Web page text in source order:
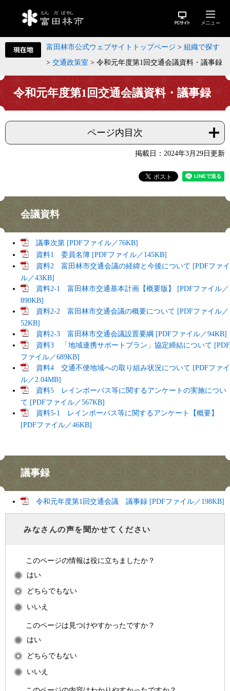
富田林市公式ウェブサイトトップページ > 組織で探す
> 交通政策室 > 令和元年度第1回交通会議資料・議事録
令和元年度第1回交通会議資料・議事録
ページ内目次
掲載日：2024年3月29日更新
会議資料
議事次第 [PDFファイル／76KB]
資料1 委員名簿 [PDFファイル／145KB]
資料2 富田林市交通会議の経緯と今後について [PDFファイ
ル／43KB]
資料2-1 富田林市交通基本計画【概要版】 [PDFファイル／
890KB]
資料2-2 富田林市交通会議の概要について [PDFファイル／
52KB]
資料2-3 富田林市交通会議設置要綱 [PDFファイル／94KB]
資料3 「地域連携サポートプラン」協定締結について [PDF
ファイル／689KB]
資料4 交通不便地域への取り組み状況について [PDFファイ
ル／2.04MB]
資料5 レインボーバス等に関するアンケートの実施につい
て [PDFファイル／567KB]
資料5-1 レインボーバス等に関するアンケート【概要】
[PDFファイル／46KB]
議事録
令和元年度第1回交通会議 議事録 [PDFファイル／198KB]
みなさんの声を聞かせてください
このページの情報は役に立ちましたか？
はい
どちらでもない
いいえ
このページは見つけやすかったですか？
はい
どちらでもない
いいえ